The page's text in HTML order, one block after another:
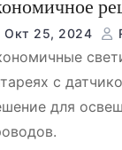
Окт 25, 2024
с
для